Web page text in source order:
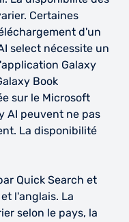
Certaines
d'un
select nécessite un
Galaxy
Book
sur le Microsoft
AI peuvent ne pas
La disponibilité
Quick Search et
l'anglais. La
selon le pays, la